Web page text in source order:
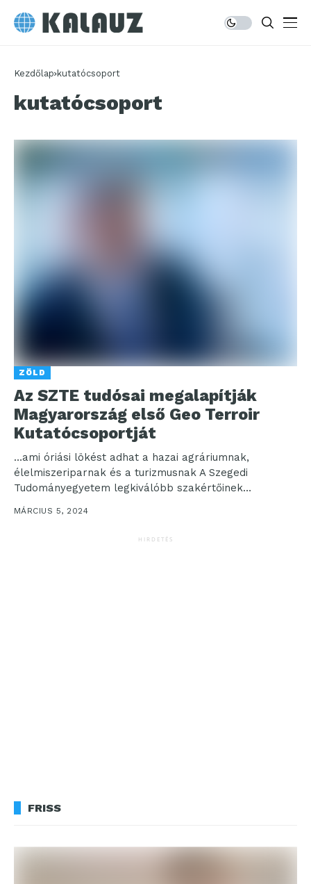
Kezdőlap kutatócsoport
kutatócsoport
ZÖLD
Az SZTE tudósai megalapítják
Magyarország első Geo Terroir
Kutatócsoportját
…ami óriási lökést adhat a hazai agráriumnak,
élelmiszeriparnak és a turizmusnak A Szegedi
Tudományegyetem legkiválóbb szakértőinek
részvételével megalakul Magyarország első olyan
kutatócsoportja, amely...
MÁRCIUS 5, 2024
HIRDETÉS
FRISS